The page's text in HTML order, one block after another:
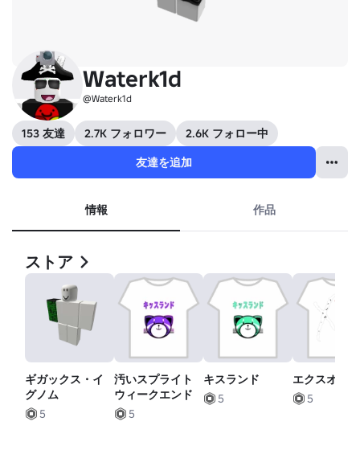
Waterk1d
@Waterk1d
153 友達 2.7K フォロワー
2.6K フォロー中
友達を追加
情報 作品
ストア
ギガックス・イ
グノム
5
汚いスプライト
ウィークエンド
5
キスランド
5
エクスオー
5